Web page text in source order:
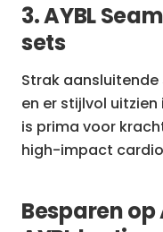
3. AYBL
sets
Strak
en er stijlvol
is prima voor
high-impact
Besparen op